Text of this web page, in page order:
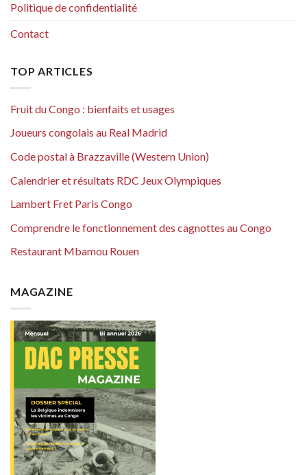
Politique de confidentialité
Contact
TOP ARTICLES
Fruit du Congo : bienfaits et usages
Joueurs congolais au Real Madrid
Code postal à Brazzaville (Western Union)
Calendrier et résultats RDC Jeux Olympiques
Lambert Fret Paris Congo
Comprendre le fonctionnement des cagnottes au Congo
Restaurant Mbamou Rouen
MAGAZINE